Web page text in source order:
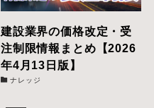
建設業界の価格改定・受
注制限情報まとめ【2026
年4月13日版】
ナレッジ